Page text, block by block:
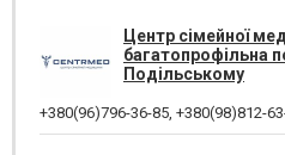
Центр сімейної
багатопрофільна
Подільському
+380(96)796-36-85 +380(98)812-